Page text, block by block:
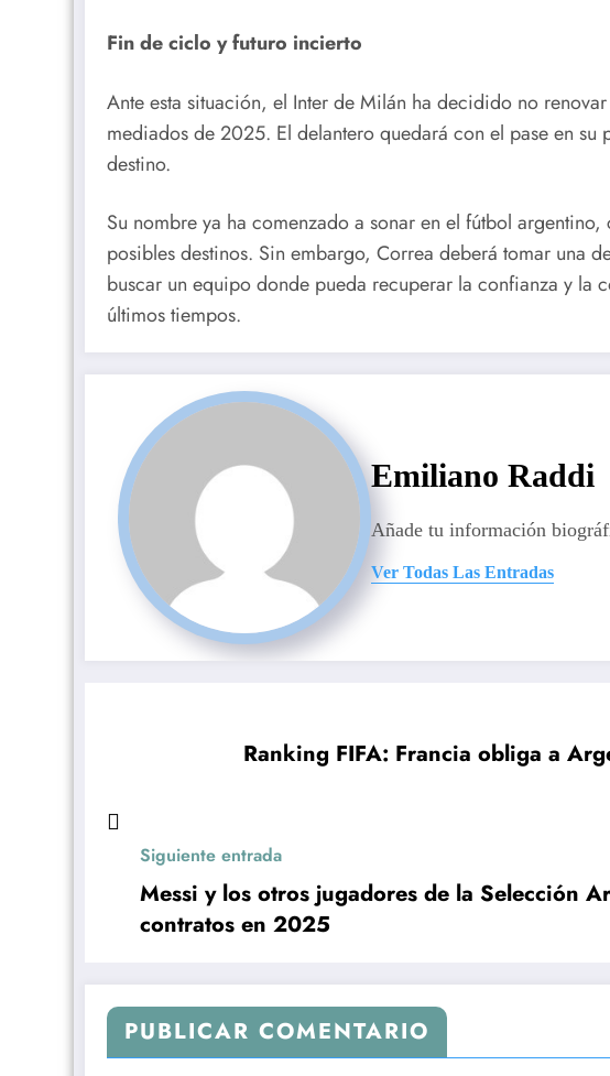
Fin de ciclo y futuro incierto
Ante esta situación, el Inter de Milán ha decidido no
mediados de 2025. El delantero quedará con el pase en su
destino.
Su nombre ya ha comenzado a sonar en el fútbol
posibles destinos. Sin embargo, Correa deberá tomar una
buscar un equipo donde pueda recuperar la confianza y la
últimos tiempos.
Emiliano Raddi
Añade tu información
Ver Todas Las Entradas
Ranking FIFA: Francia obliga a
Siguiente entrada
Messi y los otros jugadores de la Selección
contratos en 2025
PUBLICAR COMENTARIO